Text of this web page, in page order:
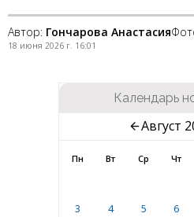
Автор: Гончарова Анастасия
18 июня 2026 г. 16:01
Календарь
Август
Пн Вт Ср Чт
3
4 5 6